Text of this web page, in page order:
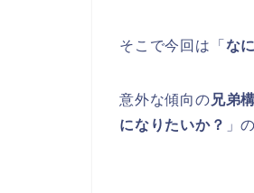
そこで今回は「 な
意外な傾向の 兄弟
になりたいか？ 」